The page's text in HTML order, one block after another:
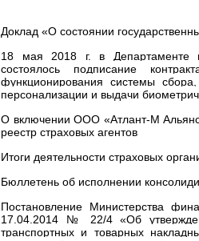
Доклад «О состоянии
18 мая 2018 г. в Департаменте
состоялось подписание
функционирования системы
персонализации и выдачи
О включении ООО «Атлант-М
реестр страховых агентов
Итоги деятельности страховых
Бюллетень об исполнении
Постановление Министерства
17.04.2014 № 22/4 «Об
транспортных и товарных